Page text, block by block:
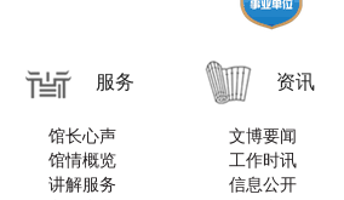
服务
馆长心声
馆情概览
讲解服务
资讯
文博要闻
工作时讯
信息公开